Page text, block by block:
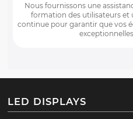
Nous fournissons une
formation des utilisateurs et
continue pour garantir que vos
LED DISPLAYS